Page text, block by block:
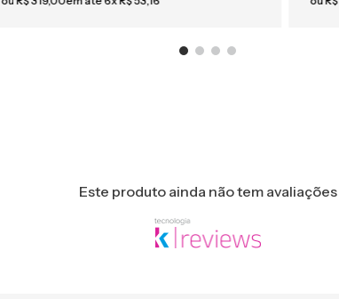
Este produto ainda não tem avaliações